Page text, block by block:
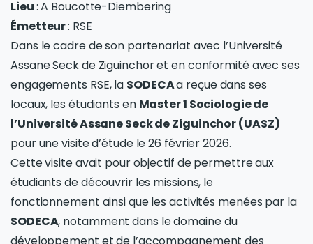
Lieu: A Boucotte-Diembering
Émetteur: RSE
Dans le cadre de son partenariat avec l’Université
Assane Seck de Ziguinchor et en conformité avec ses
engagements RSE, la SODECAa reçue dans ses
locaux, les étudiants en Master 1 Sociologie de
l’Université Assane Seck de Ziguinchor (UASZ)
pour une visite d’étude le 26 février 2026.
Cette visite avait pour objectif de permettre aux
étudiants de découvrir les missions, le
fonctionnement ainsi que les activités menées par la
SODECA, notamment dans le domaine du